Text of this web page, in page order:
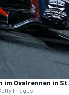
im Ovalrennen in
Images